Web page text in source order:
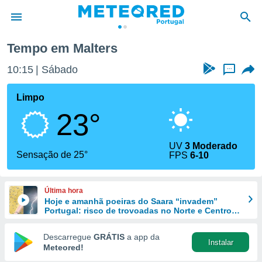
da
foi
fornecidas
a este
das
e
forma
digital
Tempo em Malters
10:15 Sábado ...
Limpo
23°
Sensação de 25°
UV3 Moderado
FPS6-10
Última hora
Hoje e amanhã poeiras do Saara “invadem”
Portugal: risco de trovoadas no Norte e Centro
Descarregue GRÁTIS a app da
Meteored!
Instalar